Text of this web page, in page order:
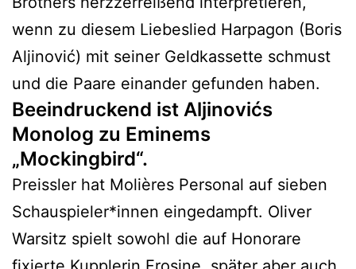
wenn zu diesem Liebeslied Harpagon (Boris
Aljinović) mit seiner Geldkassette schmust
und die Paare einander gefunden haben.
Beeindruckend ist Aljinovićs
Monolog zu Eminems
„Mockingbird“.
Preissler hat Molières Personal auf sieben
Schauspieler*innen eingedampft. Oliver
Warsitz spielt sowohl die auf Honorare